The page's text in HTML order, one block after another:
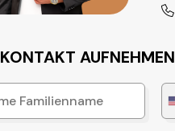
KONTAKT AUFNEHMEN